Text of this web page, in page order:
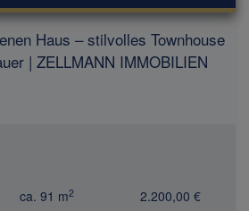
Haus – stilvolles Townhouse
| ZELLMANN IMMOBILIEN
ca. 91 m2 2.200,00 €